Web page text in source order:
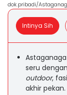
dok.pribadi/
Intinya Sih
seru
outdoor,
akhir pekan.